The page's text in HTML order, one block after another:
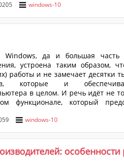
так как операционная
на него, что крайне
windows-10
Windows, да и большая часть
устроена таким образом,
работы и не замечает десятки
которые и
в целом. И речь идёт не
функционале, который
системы или в
процессом или
windows-10
особенности